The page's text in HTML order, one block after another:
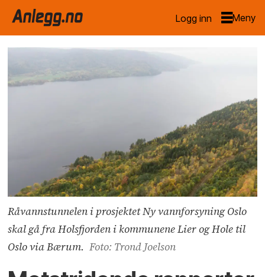
Logg inn
Råvannstunnelen i prosjektet Ny vannforsyning Oslo
skal gå fra Holsfjorden i kommunene Lier og Hole til
Oslo via Bærum. Foto: Trond Joelson